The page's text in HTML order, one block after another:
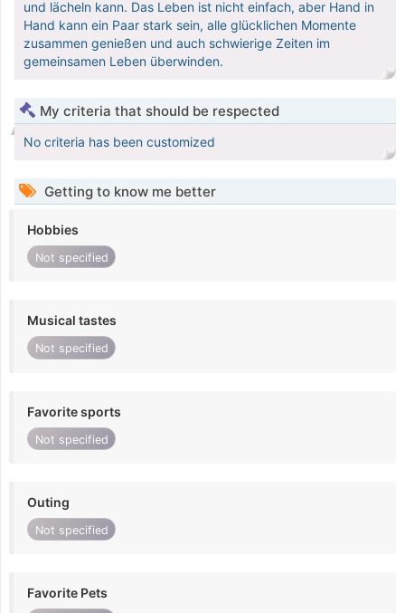
und lächeln kann. Das Leben ist nicht einfach, aber Hand in
Hand kann ein Paar stark sein, alle glücklichen Momente
zusammen genießen und auch schwierige Zeiten im
gemeinsamen Leben überwinden.
My criteria that should be respected
No criteria has been customized
Getting to know me better
Hobbies
Not specified
Musical tastes
Not specified
Favorite sports
Not specified
Outing
Not specified
Favorite Pets